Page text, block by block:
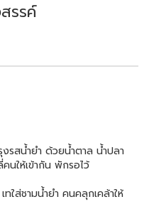
รรค์
รสน้ำยำ ด้วยน้ำตาล น้ำปลา
นให้เข้ากัน พักรอไว้
ใส่ชามน้ำยำ คนคลุกเคล้าให้